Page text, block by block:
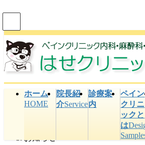
コ
ン
テ
ン
ナ
ビ
ゲ
ー
ホーム
HOME
院長紹
介Service
診療案
内
ペイン
クリニ
ックと
は